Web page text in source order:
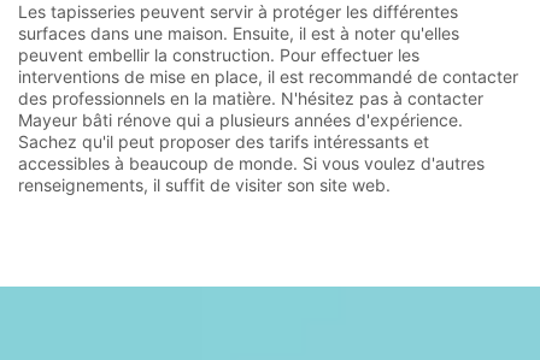
Les tapisseries peuvent servir à protéger les différentes
surfaces dans une maison. Ensuite, il est à noter qu'elles
peuvent embellir la construction. Pour effectuer les
interventions de mise en place, il est recommandé de contacter
des professionnels en la matière. N'hésitez pas à contacter
Mayeur bâti rénove qui a plusieurs années d'expérience.
Sachez qu'il peut proposer des tarifs intéressants et
accessibles à beaucoup de monde. Si vous voulez d'autres
renseignements, il suffit de visiter son site web.